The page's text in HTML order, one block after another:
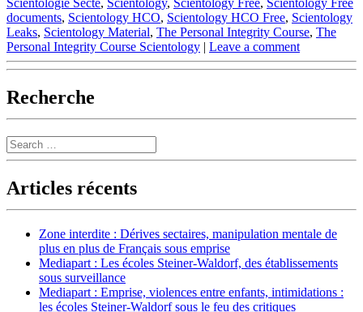
Scientologie Secte, Scientology, Scientology Free, Scientology Free
documents, Scientology HCO, Scientology HCO Free, Scientology
Leaks, Scientology Material, The Personal Integrity Course, The
Personal Integrity Course Scientology | Leave a comment
Recherche
Search
Articles récents
Zone interdite : Dérives sectaires, manipulation mentale de
plus en plus de Français sous emprise
Mediapart : Les écoles Steiner-Waldorf, des établissements
sous surveillance
Mediapart : Emprise, violences entre enfants, intimidations :
les écoles Steiner-Waldorf sous le feu des critiques